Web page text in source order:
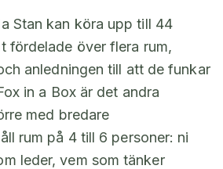
Stan kan köra upp till 44
fördelade över flera rum,
anledningen till att de funkar
in a Box är det andra
med bredare
rum på 4 till 6 personer: ni
leder, vem som tänker